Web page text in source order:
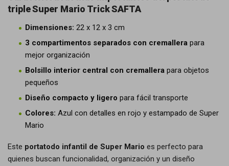
triple Super Mario Trick SAFTA
Dimensiones: 22 x 12 x 3 cm
3 compartimentos separados con cremallera para
mejor organización
Bolsillo interior central con cremallera para objetos
pequeños
Diseño compacto y ligero para fácil transporte
Colores: Azul con detalles en rojo y estampado de Super
Mario
Este portatodo infantil de Super Mario es perfecto para
quienes buscan funcionalidad, organización y un diseño